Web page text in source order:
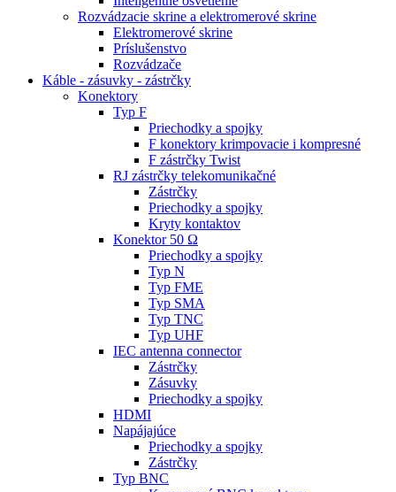
Rozvádzacie skrine a elektromerové skrine
Elektromerové skrine
Príslušenstvo
Rozvádzače
Káble - zásuvky - zástrčky
Konektory
Typ F
Priechodky a spojky
F konektory krimpovacie i kompresné
F zástrčky Twist
RJ zástrčky telekomunikačné
Zástrčky
Priechodky a spojky
Kryty kontaktov
Konektor 50 Ω
Priechodky a spojky
Typ N
Typ FME
Typ SMA
Typ TNC
Typ UHF
IEC antenna connector
Zástrčky
Zásuvky
Priechodky a spojky
HDMI
Napájajúce
Priechodky a spojky
Zástrčky
Typ BNC